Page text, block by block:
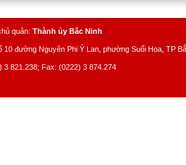
quản: Thành ủy Bắc Ninh
10 đường Nguyên Phi Ỷ Lan, phường Suối Hoa, TP
3 821.238; Fax: (0222) 3 874.274